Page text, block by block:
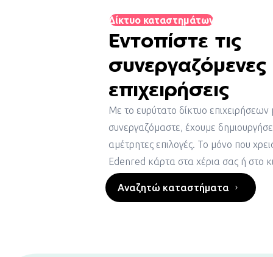
Δίκτυο καταστημάτων
Εντοπίστε τις
συνεργαζόμενες
επιχειρήσεις
Με το ευρύτατο δίκτυο επιχειρήσεων
συνεργαζόμαστε, έχουμε
αμέτρητες επιλογές. Το μόνο που
Edenred κάρτα στα χέρια σας ή στο
Αναζητώ καταστήματα